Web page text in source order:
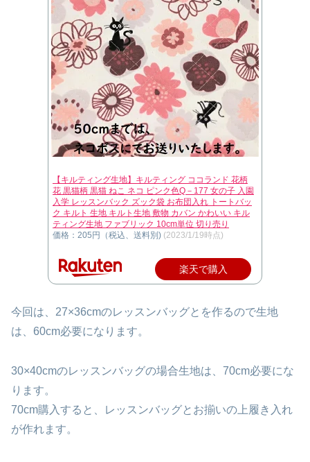
【キルティング生地】キルティング ココランド 花柄
花 黒猫柄 黒猫 ねこ ネコ ピンク色Q－177 女の子 入園
入学 レッスンバック ズック袋 お布団入れ トートバッ
ク キルト 生地 キルト生地 敷物 カバン かわいい キル
ティング生地 ファブリック 10cm単位 切り売り
価格：205円（税込、送料別) (2023/1/19時点)
楽天で購入
今回は、27×36cmのレッスンバッグとを作るので生地
は、60cm必要になります。
30×40cmのレッスンバッグの場合生地は、70cm必要にな
ります。
70cm購入すると、レッスンバッグとお揃いの上履き入れ
が作れます。